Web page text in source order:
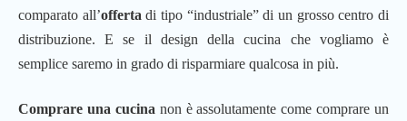
comparato all’offerta di tipo “industriale” di un grosso centro di
distribuzione. E se il design della cucina che vogliamo è
semplice saremo in grado di risparmiare qualcosa in più.
Comprare una cucina non è assolutamente come comprare un